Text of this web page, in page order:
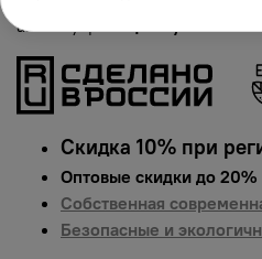
аксессуаров.
Скидка 10% при
Оптовые скидки до 20%
Собственная
Безопасные и